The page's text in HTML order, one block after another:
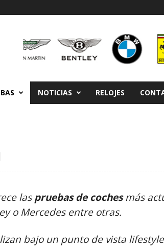
NOTICIAS RELOJES
laspruebas de cochesmás
o Mercedes entre otras.
bajo un punto de vista